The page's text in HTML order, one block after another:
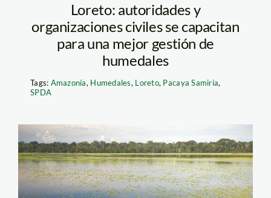
Loreto: autoridades y
organizaciones civiles se capacitan
para una mejor gestión de
humedales
Tags: Amazonía, Humedales, Loreto, Pacaya Samiria,
SPDA
Pacaya